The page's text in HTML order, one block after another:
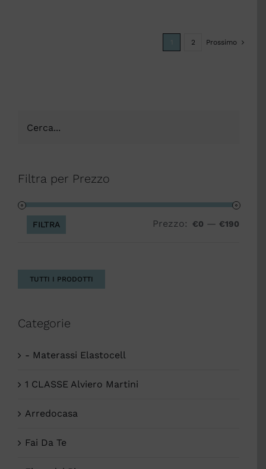
1 2 Prossimo
Filtra per Prezzo
FILTRA Prezzo: €0 — €190
TUTTI I PRODOTTI
Categorie
- Materassi Elastocell
1 CLASSE Alviero Martini
Arredocasa
Fai Da Te